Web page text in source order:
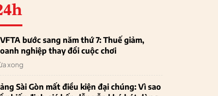
bước sang năm thứ 7: Thuế giảm,
nghiệp thay đổi cuộc chơi
xong
Sài Gòn mất điều kiện đại chúng: Vì sao